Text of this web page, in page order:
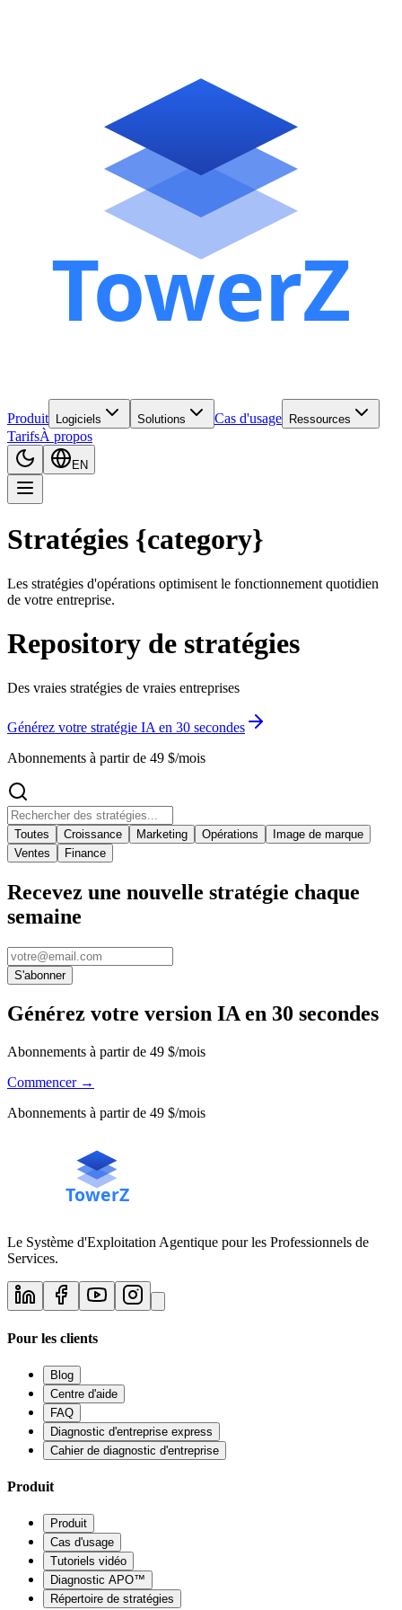
Produit Logiciels Solutions Cas d'usage Ressources
TarifsÀ propos
EN
Stratégies {category}
Les stratégies d'opérations optimisent le fonctionnement quotidien
de votre entreprise.
Repository de stratégies
Des vraies stratégies de vraies entreprises
Générez votre stratégie IA en 30 secondes
Abonnements à partir de 49 $/mois
Toutes Croissance Marketing Opérations
Image de marque
Ventes
Finance
Recevez une nouvelle stratégie chaque
semaine
S'abonner
Générez votre version IA en 30 secondes
Abonnements à partir de 49 $/mois
Commencer→
Abonnements à partir de 49 $/mois
Le Système d'Exploitation Agentique pour les Professionnels de
Services.
Pour les clients
Blog
Centre d'aide
FAQ
Diagnostic d'entreprise express
Cahier de diagnostic d'entreprise
Produit
Produit
Cas d'usage
Tutoriels vidéo
Diagnostic APO™
Répertoire de stratégies